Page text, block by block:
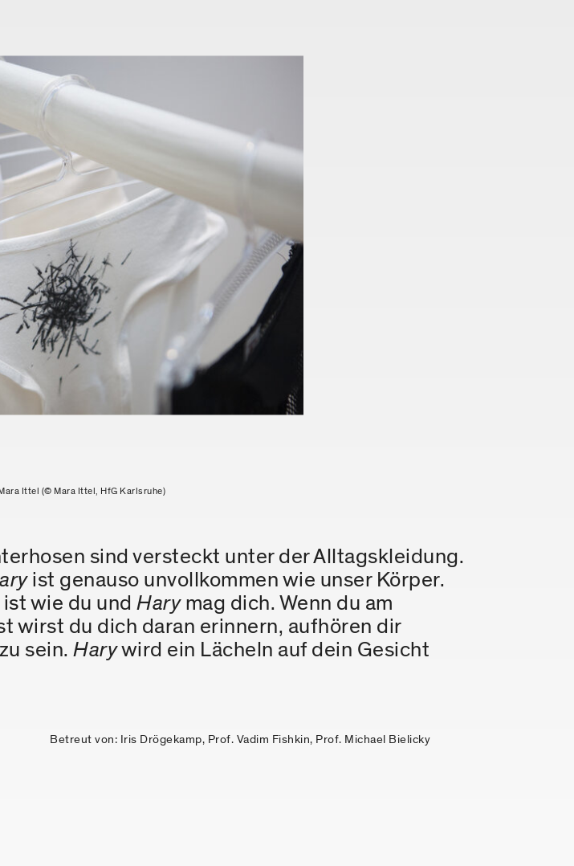
Ittel (© Mara Ittel, HfG Karlsruhe)
sind versteckt unter der Alltagskleidung.
ist genauso unvollkommen wie unser Körper.
ist wie du undHarymag dich. Wenn du am
wirst du dich daran erinnern, aufhören dir
sein.Harywird ein Lächeln auf dein Gesicht
Betreut von: Iris Drögekamp, Prof. Vadim Fishkin, Prof. Michael Bielicky